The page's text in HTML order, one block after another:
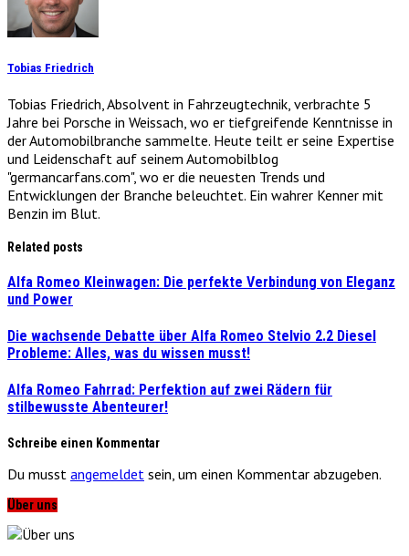
Tobias Friedrich
Tobias Friedrich, Absolvent in Fahrzeugtechnik, verbrachte 5
Jahre bei Porsche in Weissach, wo er tiefgreifende Kenntnisse in
der Automobilbranche sammelte. Heute teilt er seine Expertise
und Leidenschaft auf seinem Automobilblog
"germancarfans.com", wo er die neuesten Trends und
Entwicklungen der Branche beleuchtet. Ein wahrer Kenner mit
Benzin im Blut.
Related posts
Alfa Romeo Kleinwagen: Die perfekte Verbindung von Eleganz
und Power
Die wachsende Debatte über Alfa Romeo Stelvio 2.2 Diesel
Probleme: Alles, was du wissen musst!
Alfa Romeo Fahrrad: Perfektion auf zwei Rädern für
stilbewusste Abenteurer!
Schreibe einen Kommentar
Du musst angemeldet sein, um einen Kommentar abzugeben.
Über uns